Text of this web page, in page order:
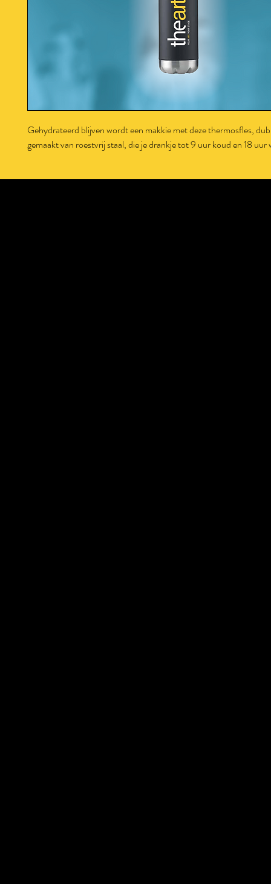
Gehydrateerd blijven wordt een makkie met deze thermosfles,
gemaakt van roestvrij staal, die je drankje tot 9 uur koud en 18